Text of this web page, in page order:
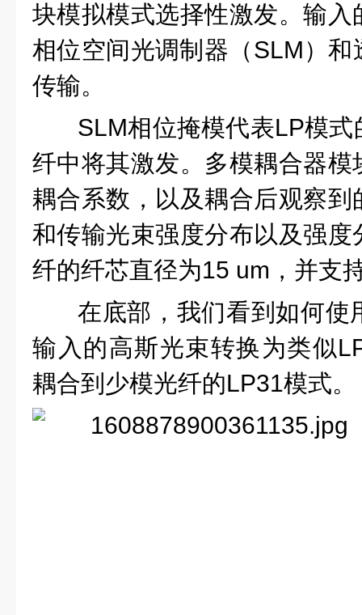
块模拟模式选择性激发。输
相位空间光调制器（SLM）
传输。
SLM相位掩模代表LP模
纤中将其激发。多模耦合器
耦合系数，以及耦合后观察
和传输光束强度分布以及强
纤的纤芯直径为15 um，并支
在底部，我们看到如何使
输入的高斯光束转换为类似
耦合到少模光纤的LP31模式。